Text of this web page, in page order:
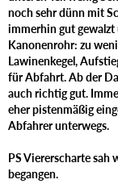
noch sehr dünn mit
immerhin gut gewalzt
Kanonenrohr: zu
Lawinenkegel,
für Abfahrt. Ab der
auch richtig gut.
eher pistenmäßig
Abfahrer unterwegs.
PS Viererscharte sah
begangen.